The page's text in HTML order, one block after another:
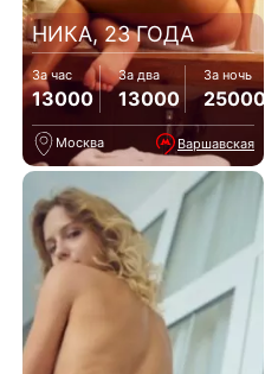
НИКА, 23 ГОДА
За час
13000
За два
13000
За ночь
25000
Москва Варшавская